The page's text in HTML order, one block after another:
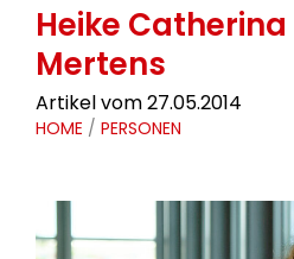
Heike Catherina
Mertens
Artikel vom 27.05.2014
HOME / PERSONEN